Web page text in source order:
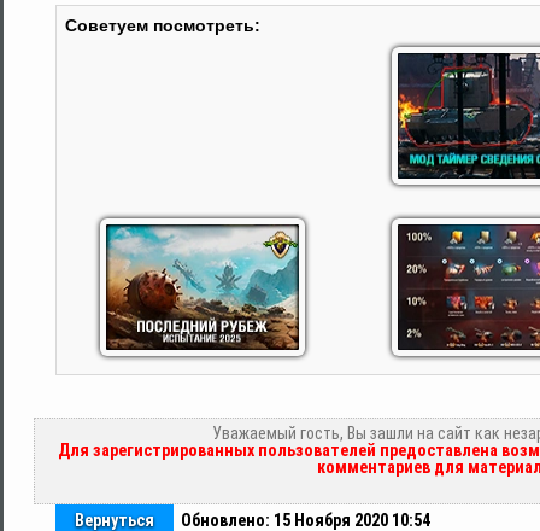
Советуем посмотреть:
Уважаемый гость, Вы зашли на сайт как
Для зарегистрированных пользователей предоставлена
комментариев для
Вернуться Обновлено: 15 Ноября 2020 10:54